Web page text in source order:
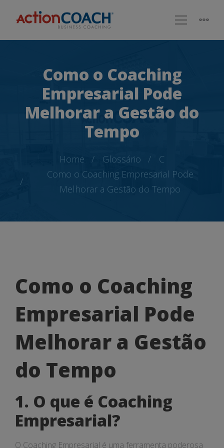
Como o Coaching
Empresarial Pode
Melhorar a Gestão do
Tempo
Home Glossário
C
Como o Coaching Empresarial Pode
Melhorar a Gestão do Tempo
Como
o
Coaching
Empresarial
Pode
Melhorar
a
Gestão
do
Como o Coaching
Empresarial Pode
Melhorar a Gestão
do Tempo
1. O que é Coaching
Empresarial?
O Coaching Empresarial é uma ferramenta poderosa